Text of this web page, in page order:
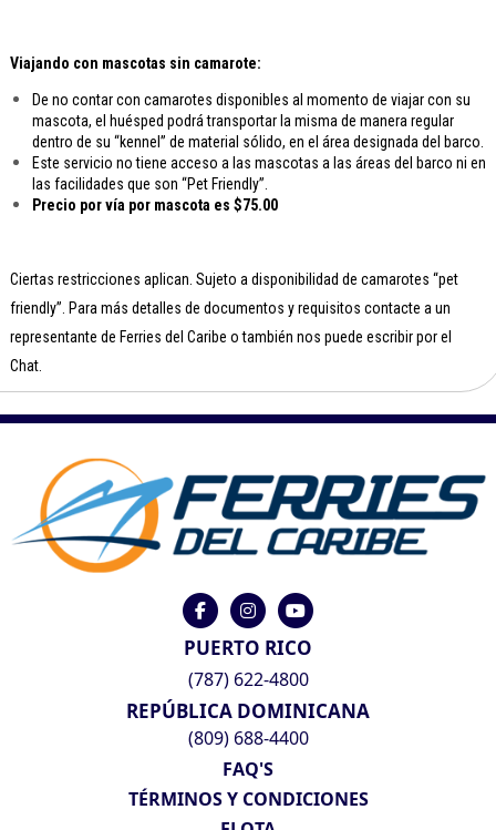
Viajando con mascotas sin camarote:
De no contar con camarotes disponibles al momento de viajar con su
mascota, el huésped podrá transportar la misma de manera regular
dentro de su “kennel” de material sólido, en el área designada del barco.
Este servicio no tiene acceso a las mascotas a las áreas del barco ni en
las facilidades que son “Pet Friendly”.
Precio por vía por mascota es $75.00
Ciertas restricciones aplican. Sujeto a disponibilidad de camarotes “pet
friendly”. Para más detalles de documentos y requisitos contacte a un
representante de Ferries del Caribe o también nos puede escribir por el
Chat.
PUERTO RICO
(787) 622-4800
REPÚBLICA DOMINICANA
(809) 688-4400
FAQ'S
TÉRMINOS Y CONDICIONES